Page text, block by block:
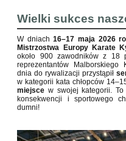
Wielki sukces
W dniach16–17 maja 2026
Mistrzostwa Europy Karate
około 900 zawodników z 18
reprezentantów Malborskiego
dnia do rywalizacji przystąpił
w kategorii kata chłopców
miejsce w swojej kategorii. To
konsekwencji i sportowego
dumni!